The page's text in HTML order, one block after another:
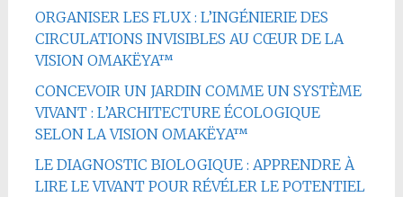
ORGANISER LES FLUX : L’INGÉNIERIE DES
CIRCULATIONS INVISIBLES AU CŒUR DE LA
VISION OMAKËYA™
CONCEVOIR UN JARDIN COMME UN SYSTÈME
VIVANT : L’ARCHITECTURE ÉCOLOGIQUE
SELON LA VISION OMAKËYA™
LE DIAGNOSTIC BIOLOGIQUE : APPRENDRE À
LIRE LE VIVANT POUR RÉVÉLER LE POTENTIEL